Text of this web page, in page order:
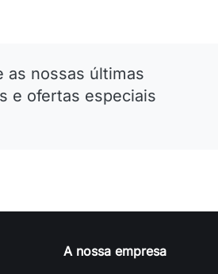
as nossas últimas
e ofertas especiais
A nossa empresa